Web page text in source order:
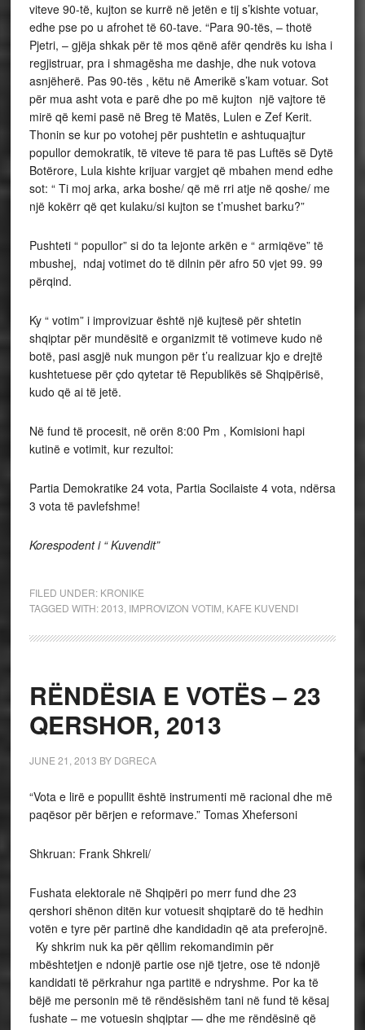
viteve 90-të, kujton se kurrë në jetën e tij s’kishte votuar,
edhe pse po u afrohet të 60-tave. “Para 90-tës, – thotë
Pjetri, – gjëja shkak për të mos qënë afër qendrës ku isha i
regjistruar, pra i shmagësha me dashje, dhe nuk votova
asnjëherë. Pas 90-tës , këtu në Amerikë s’kam votuar. Sot
për mua asht vota e parë dhe po më kujton një vajtore të
mirë që kemi pasë në Breg të Matës, Lulen e Zef Kerit.
Thonin se kur po votohej për pushtetin e ashtuquajtur
popullor demokratik, të viteve të para të pas Luftës së Dytë
Botërore, Lula kishte krijuar vargjet që mbahen mend edhe
sot: “ Ti moj arka, arka boshe/ që më rri atje në qoshe/ me
një kokërr që qet kulaku/si kujton se t’mushet barku?”
Pushteti “ popullor” si do ta lejonte arkën e “ armiqëve” të
mbushej, ndaj votimet do të dilnin për afro 50 vjet 99. 99
përqind.
Ky “ votim” i improvizuar është një kujtesë për shtetin
shqiptar për mundësitë e organizmit të votimeve kudo në
botë, pasi asgjë nuk mungon për t’u realizuar kjo e drejtë
kushtetuese për çdo qytetar të Republikës së Shqipërisë,
kudo që ai të jetë.
Në fund të procesit, në orën 8:00 Pm , Komisioni hapi
kutinë e votimit, kur rezultoi:
Partia Demokratike 24 vota, Partia Socilaiste 4 vota, ndërsa
3 vota të pavlefshme!
Korespodent i “ Kuvendit”
FILED UNDER: KRONIKE
TAGGED WITH:2013 IMPROVIZON VOTIM KAFE KUVENDI
RËNDËSIA E VOTËS – 23
QERSHOR, 2013
JUNE 21, 2013 BY DGRECA
“Vota e lirë e popullit është instrumenti më racional dhe më
paqësor për bërjen e reformave.” Tomas Xhefersoni
Shkruan: Frank Shkreli/
Fushata elektorale në Shqipëri po merr fund dhe 23
qershori shënon ditën kur votuesit shqiptarë do të hedhin
votën e tyre për partinë dhe kandidadin që ata preferojnë.
Ky shkrim nuk ka për qëllim rekomandimin për
mbështetjen e ndonjë partie ose një tjetre, ose të ndonjë
kandidati të përkrahur nga partitë e ndryshme. Por ka të
bëjë me personin më të rëndësishëm tani në fund të kësaj
fushate – me votuesin shqiptar — dhe me rëndësinë që